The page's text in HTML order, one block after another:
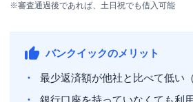
※審査通過後であれば、土日祝でも借入可能
バンクイックのメリット
最少返済額が他社と比べて低い
銀行口座を持っていなくても利